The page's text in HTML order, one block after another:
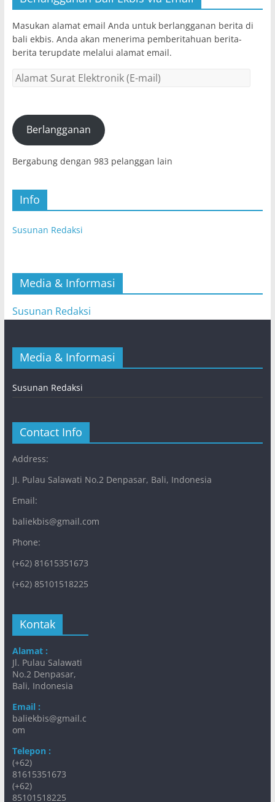
Masukan alamat email Anda untuk berlangganan berita di
bali ekbis. Anda akan menerima pemberitahuan berita-
berita terupdate melalui alamat email.
Alamat
(E-
mail)Berlangganan
Bergabung dengan 983 pelanggan lain
Info
Susunan Redaksi
Media & Informasi
Susunan Redaksi
Media & Informasi
Susunan Redaksi
Contact Info
Address:
JI. Pulau Salawati No.2 Denpasar, Bali, Indonesia
Email:
baliekbis@gmail.com
Phone:
(+62) 81615351673
(+62) 85101518225
Kontak
Alamat :
Jl. Pulau Salawati
No.2 Denpasar,
Bali, Indonesia
Email :
baliekbis@gmail.c
om
Telepon :
(+62)
81615351673
(+62)
85101518225